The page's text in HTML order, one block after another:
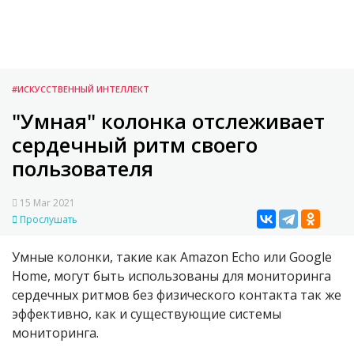
#ИСКУССТВЕННЫЙ ИНТЕЛЛЕКТ
"Умная" колонка отслеживает
сердечный ритм своего
пользователя
15 Mar 2021
Прослушать
Умные колонки, такие как Amazon Echo или Google
Home, могут быть использованы для мониторинга
сердечных ритмов без физического контакта так же
эффективно, как и существующие системы
мониторинга.